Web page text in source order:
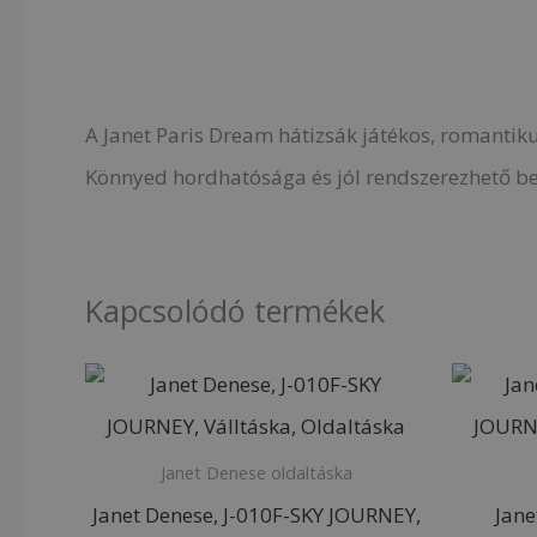
A Janet Paris Dream hátizsák játékos,
Könnyed hordhatósága és jól rendszerezhető
Kapcsolódó termékek
Janet Denese oldaltáska
Janet Denese, J-010F-SKY JOURNEY,